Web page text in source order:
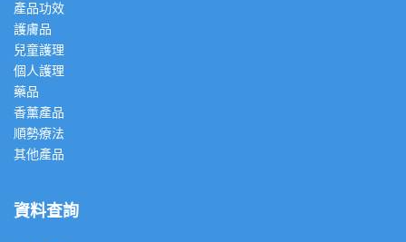
產品功效
護膚品
兒童護理
個人護理
藥品
香薰產品
順勢療法
其他產品
資料查詢